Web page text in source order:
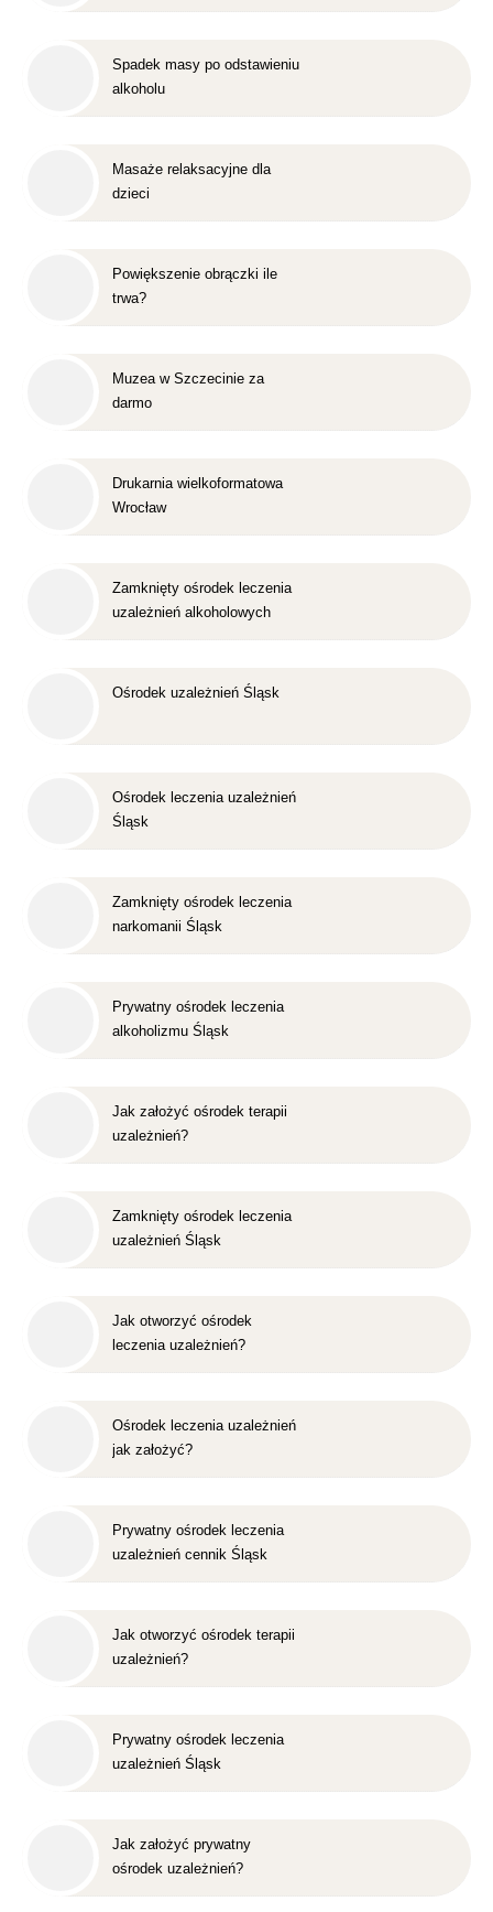
Spadek masy po odstawieniu
alkoholu
Masaże relaksacyjne dla
dzieci
Powiększenie obrączki ile
trwa?
Muzea w Szczecinie za
darmo
Drukarnia wielkoformatowa
Wrocław
Zamknięty ośrodek leczenia
uzależnień alkoholowych
Ośrodek uzależnień Śląsk
Ośrodek leczenia uzależnień
Śląsk
Zamknięty ośrodek leczenia
narkomanii Śląsk
Prywatny ośrodek leczenia
alkoholizmu Śląsk
Jak założyć ośrodek terapii
uzależnień?
Zamknięty ośrodek leczenia
uzależnień Śląsk
Jak otworzyć ośrodek
leczenia uzależnień?
Ośrodek leczenia uzależnień
jak założyć?
Prywatny ośrodek leczenia
uzależnień cennik Śląsk
Jak otworzyć ośrodek terapii
uzależnień?
Prywatny ośrodek leczenia
uzależnień Śląsk
Jak założyć prywatny
ośrodek uzależnień?